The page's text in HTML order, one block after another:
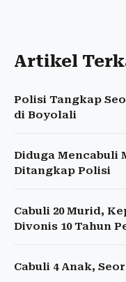
Artikel
Polisi Tangkap
di Boyolali
Diduga Mencabuli
Ditangkap Polisi
Cabuli 20 Murid,
Divonis 10 Tahun
Cabuli 4 Anak,